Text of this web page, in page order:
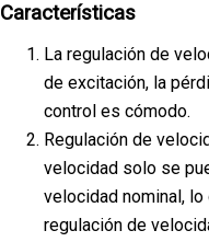
Características
La regulación de
de excitación, la
control es cómodo.
Regulación de
velocidad solo se
velocidad nominal,
regulación de